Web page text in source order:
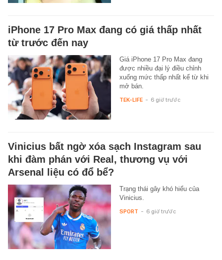
iPhone 17 Pro Max đang có giá thấp nhất
từ trước đến nay
Giá iPhone 17 Pro Max đang
được nhiều đại lý điều chỉnh
xuống mức thấp nhất kể từ khi
mở bán.
TEK-LIFE - 6 giờ trước
Vinicius bất ngờ xóa sạch Instagram sau
khi đàm phán với Real, thương vụ với
Arsenal liệu có đổ bể?
Trạng thái gây khó hiểu của
Vinicius.
SPORT - 6 giờ trước